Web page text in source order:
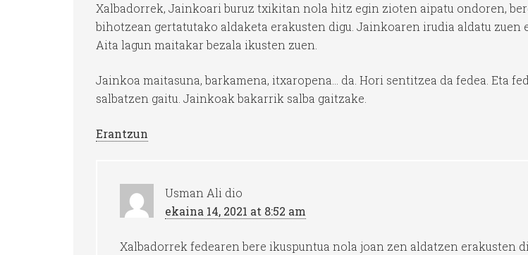
Xalbadorrek, Jainkoari buruz txikitan nola hitz egin zioten aipatu ondoren,
bihotzean gertatutako aldaketa erakusten digu. Jainkoaren irudia aldatu zuen
Aita lagun maitakar bezala ikusten zuen.
Jainkoa maitasuna, barkamena, itxaropena… da. Hori sentitzea da fedea. Eta
salbatzen gaitu. Jainkoak bakarrik salba gaitzake.
Erantzun
Usman Ali dio
ekaina 14, 2021 at 8:52 am
Xalbadorrek fedearen bere ikuspuntua nola joan zen aldatzen erakusten